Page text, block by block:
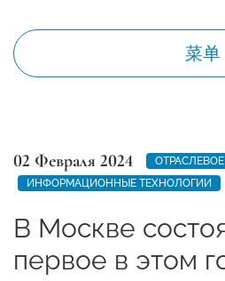
菜单
02 Февраля 2024
ИНФОРМАЦИОННЫЕ ТЕХНОЛОГИИ
В Москве
первое в этом